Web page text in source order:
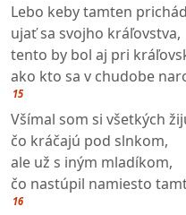
Lebo keby tamten
ujať sa svojho kráľovstva,
tento by bol aj pri
ako kto sa v chudobe
15
Všímal som si všetkých
čo kráčajú pod slnkom,
ale už s iným mladíkom,
čo nastúpil namiesto
16